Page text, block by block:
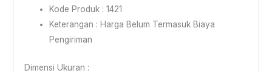
Kode Produk : 1421
Keterangan : Harga Belum Termasuk Biaya
Pengiriman
Dimensi Ukuran :